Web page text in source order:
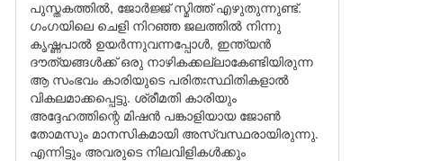
പുസ്തകത്തിൽ, ജോർജ്ജ് സ്മിത്ത് എഴുതുന്നുണ്ട്.
ഗംഗയിലെ ചെളി നിറഞ്ഞ ജലത്തിൽ നിന്നു
കൃഷ്ണപാൽ ഉയർന്നുവന്നപ്പോൾ, ഇന്ത്യൻ
ദൗത്യങ്ങൾക്ക് ഒരു നാഴികക്കല്ലാകേണ്ടിയിരുന്ന
ആ സംഭവം കാരിയുടെ പരിതഃസ്ഥിതികളാൽ
വികലമാക്കപ്പെട്ടു. ശ്രീമതി കാരിയും
അദ്ദേഹത്തിന്റെ മിഷൻ പങ്കാളിയായ ജോൺ
തോമസും മാനസികമായി അസ്വസ്ഥരായിരുന്നു.
എന്നിട്ടും അവരുടെ നിലവിളികൾക്കും